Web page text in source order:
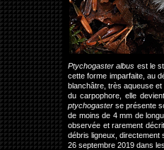
Ptychogaster albus est le
cette forme imparfaite, au
blanchâtre, très aqueuse
du carpophore, elle
ptychogaster se présente
de moins de 4 mm de
observée et rarement
débris ligneux,
26 septembre 2019 dans